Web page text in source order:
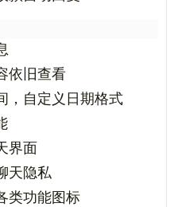
依旧查看
，自定义日期格式
界面
天隐私
类功能图标